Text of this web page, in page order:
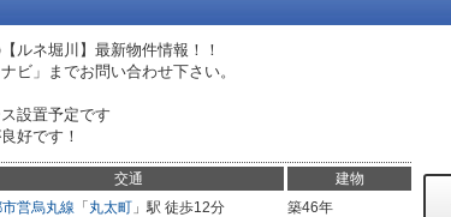
ルネ堀川】最新物件情報！！
ビ」までお問い合わせ下さい。
設置予定です
好です！
交通 建物
営烏丸線 「 丸太町 」駅 徒歩12分
築46年